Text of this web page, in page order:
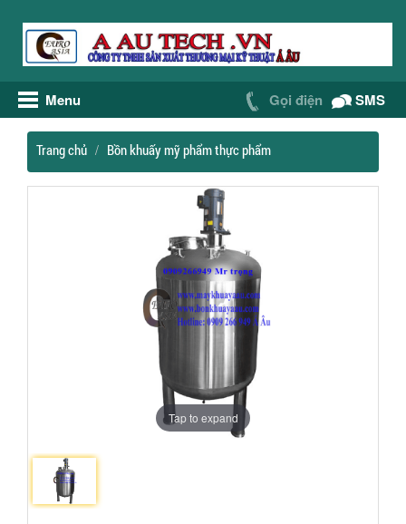
Menu Gọi điện SMS
Trang chủ Bồn khuấy mỹ phẩm thực phẩm
Tap to expand